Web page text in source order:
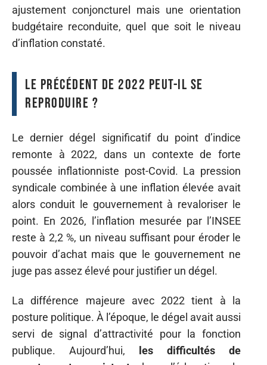
ajustement conjoncturel mais une orientation
budgétaire reconduite, quel que soit le niveau
d’inflation constaté.
Le précédent de 2022 peut-il se
reproduire ?
Le dernier dégel significatif du point d’indice
remonte à 2022, dans un contexte de forte
poussée inflationniste post-Covid. La pression
syndicale combinée à une inflation élevée avait
alors conduit le gouvernement à revaloriser le
point. En 2026, l’inflation mesurée par l’INSEE
reste à 2,2 %, un niveau suffisant pour éroder le
pouvoir d’achat mais que le gouvernement ne
juge pas assez élevé pour justifier un dégel.
La différence majeure avec 2022 tient à la
posture politique. À l’époque, le dégel avait aussi
servi de signal d’attractivité pour la fonction
publique. Aujourd’hui,
les difficultés de